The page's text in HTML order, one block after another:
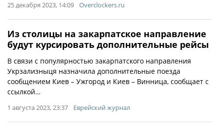
25 декабря 2023, 14:09 Overclockers.ru
Из столицы на закарпатское направление
будут курсировать дополнительные рейсы
В связи с популярностью закарпатского направления
Укрзализныця назначила дополнительные поезда
сообщением Киев – Ужгород и Киев – Винница, сообщает с
ссылкой…
1 августа 2023, 23:37 Еврейский журнал